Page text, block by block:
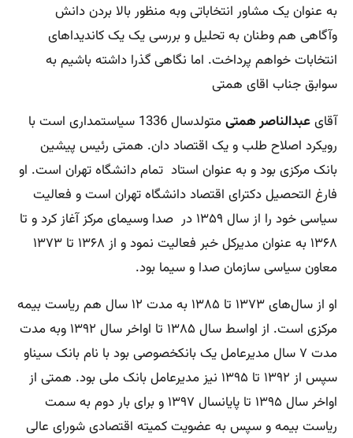
به عنوان یک مشاور انتخاباتی وبه منظور بالا بردن دانش
وآگاهی هم وطنان به تحلیل و بررسی یک یک کاندیداهای
انتخابات خواهم پرداخت. اما نگاهی گذرا داشته باشیم به
سوابق جناب اقای همتی
آقایعبدالناصر همتی
متولدسال 1336 سیاستمداری است با
رویکرد اصلاح طلب و یک اقتصاد دان. همتی رئیس پیشین
بانک مرکزی بود و به عنوان استاد تمام دانشگاه تهران است. او
فارغ التحصیل دکترای اقتصاد دانشگاه تهران است و فعالیت
سیاسی خود را از سال ۱۳۵۹ در صدا وسیمای مرکز آغاز کرد و تا
۱۳۶۸ به عنوان مدیرکل خبر فعالیت نمود و از ۱۳۶۸ تا ۱۳۷۳
معاون سیاسی سازمان صدا و سیما بود.
او از سال‌های ۱۳۷۳ تا ۱۳۸۵ به مدت ۱۲ سال هم ریاست بیمه
مرکزی است. از اواسط سال ۱۳۸۵ تا اواخر سال ۱۳۹۲ وبه مدت
مدت ۷ سال مدیرعامل یک بانکخصوصی بود با نام بانک سیناو
سپس از ۱۳۹۲ تا ۱۳۹۵ نیز مدیرعامل بانک ملی بود. همتی از
اواخر سال ۱۳۹۵ تا پایانسال ۱۳۹۷ و برای بار دوم به سمت
ریاست بیمه و سپس به عضویت کمیته اقتصادی شورای عالی